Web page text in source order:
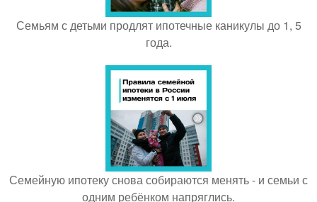
Семьям с детьми продлят ипотечные каникулы до 1, 5
года.
Семейную ипотеку снова собираются менять - и семьи с
одним ребёнком напряглись.